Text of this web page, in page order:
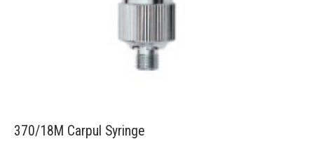
370/18M Carpul Syringe